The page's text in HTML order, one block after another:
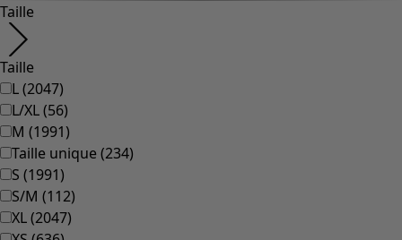
Taille
Taille
L(2047)
L/XL(56)
M (1991)
Taille unique (234)
S (1991)
S/M (112)
XL(2047)